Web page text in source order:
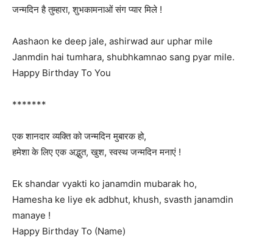
जन्मदिन है तुम्हारा, शुभकामनाओं संग प्यार मिले !
Aashaon ke deep jale, ashirwad aur uphar mile
Janmdin hai tumhara, shubhkamnao sang pyar mile.
Happy Birthday To You
*******
एक शानदार व्यक्ति को जन्मदिन मुबारक हो,
हमेशा के लिए एक अद्भुत, खुश, स्वस्थ जन्मदिन मनाएं !
Ek shandar vyakti ko janamdin mubarak ho,
Hamesha ke liye ek adbhut, khush, svasth janamdin
manaye !
Happy Birthday To (Name)